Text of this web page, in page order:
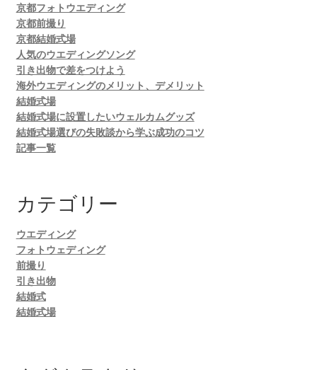
京都フォトウエディング
京都前撮り
京都結婚式場
人気のウエディングソング
引き出物で差をつけよう
海外ウエディングのメリット、デメリット
結婚式場
結婚式場に設置したいウェルカムグッズ
結婚式場選びの失敗談から学ぶ成功のコツ
記事一覧
カテゴリー
ウエディング
フォトウェディング
前撮り
引き出物
結婚式
結婚式場